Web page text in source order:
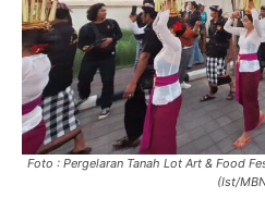
Foto : Pergelaran Tanah Lot Art & Food
(Ist/